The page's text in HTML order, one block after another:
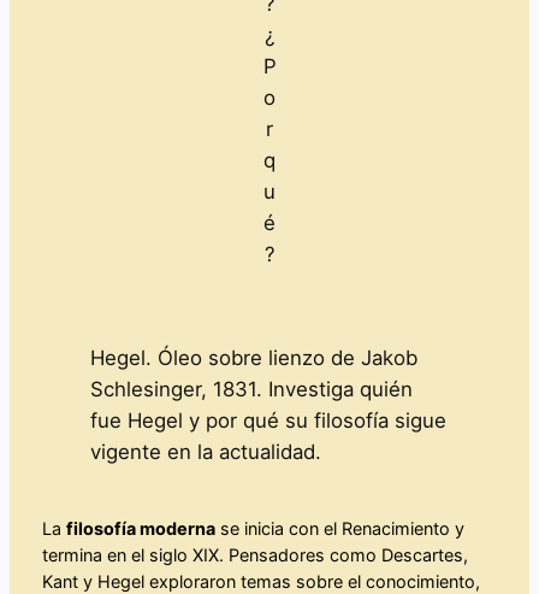
¿
P
o
r
q
u
é
?
Hegel. Óleo sobre lienzo de Jakob
Schlesinger, 1831. Investiga quién
fue Hegel y por qué su filosofía sigue
vigente en la actualidad.
La filosofía modernase inicia con el Renacimiento y
termina en el siglo XIX. Pensadores como Descartes,
Kant y Hegel exploraron temas sobre el conocimiento,